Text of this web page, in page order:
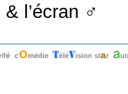
l’écran ♂